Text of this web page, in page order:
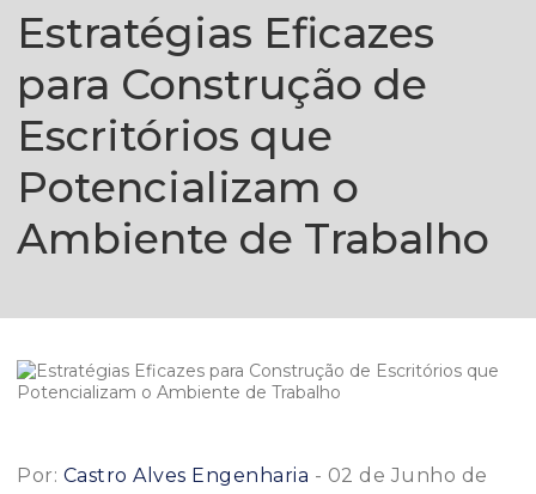
Estratégias Eficazes
para Construção de
Escritórios que
Potencializam o
Ambiente de Trabalho
Por: Castro Alves Engenharia - 02 de Junho de